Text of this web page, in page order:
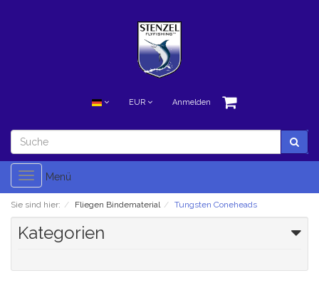
EUR Anmelden
Toggle
navigation
Menü
Sie sind hier: Fliegen Bindematerial Tungsten Coneheads
Kategorien